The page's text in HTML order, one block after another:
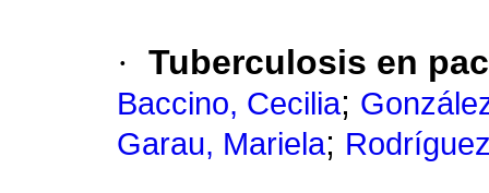
· Tuberculosis en
Baccino, Cecilia;
Garau, Mariela;